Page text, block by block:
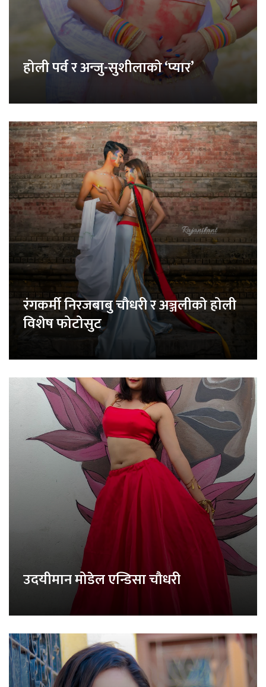
होली पर्व र अन्जु-सुशीलाको ‘प्यार’
रंगकर्मी निरजबाबु चौधरी र अञ्जलीको होली
विशेष फोटोसुट
उदयीमान मोडेल एन्डिसा चौधरी